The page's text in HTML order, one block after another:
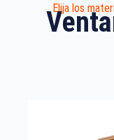
Elija los